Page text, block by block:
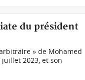
du président
» de Mohamed
2023, et son